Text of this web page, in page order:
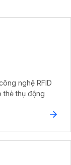
nghệ RFID
thẻ thụ động